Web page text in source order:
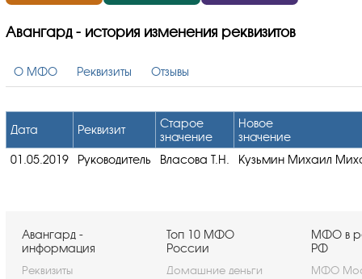
Авангард - история изменения реквизитов
О МФО Реквизиты Отзывы
Дата Реквизит
Старое
значение
Новое
значение
01.05.2019
Руководитель Власова Т.Н. Кузьмин Михаил
Авангард -
информация
Реквизиты
Топ 10 МФО
России
Домашние деньги
МФО в
РФ
МФО